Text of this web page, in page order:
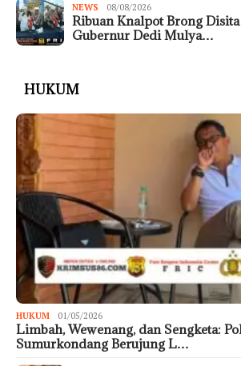
NEWS 08/08/2026
Ribuan Knalpot Brong Disita
Gubernur Dedi Mulya…
HUKUM
HUKUM 01/05/2026
Limbah, Wewenang, dan Sengketa:
Sumurkondang Berujung L…